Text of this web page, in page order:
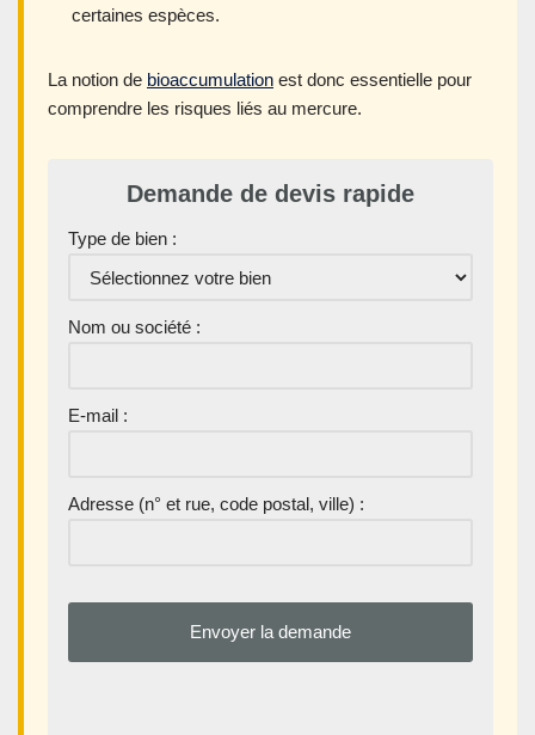
certaines espèces.
La notion de bioaccumulation est donc essentielle pour
comprendre les risques liés au mercure.
Demande de devis rapide
Type de bien :
Nom ou société :
E-mail :
Adresse (n° et rue, code postal, ville) :